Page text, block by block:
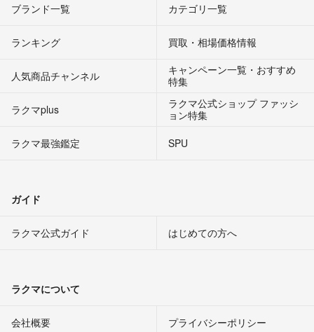
ブランド一覧 カテゴリ一覧
ランキング 買取・相場価格情報
人気商品チャンネル
キャンペーン一覧・おすすめ
特集
ラクマplus
ラクマ公式ショップ ファッシ
ョン特集
ラクマ最強鑑定
SPU
ガイド
ラクマ公式ガイド はじめての方へ
ラクマについて
会社概要 プライバシーポリシー